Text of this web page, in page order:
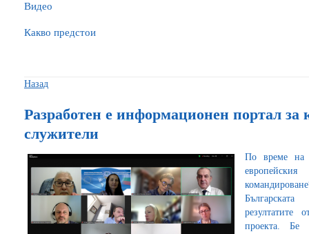
Видео
Какво предстои
Назад
Разработен е информационен портал за
служители
По време на
Българската
резултатите
проекта. Бе